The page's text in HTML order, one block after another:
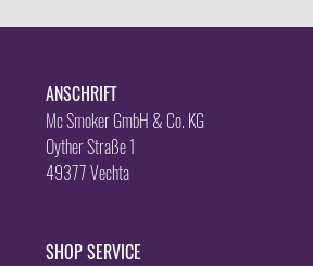
ANSCHRIFT
Mc Smoker GmbH & Co. KG
Oyther Straße 1
49377 Vechta
SHOP SERVICE